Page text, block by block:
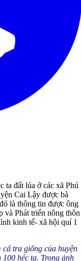
ta đất lúa ở các xã Phú
Cai Lậy được bà
là thông tin được ông
và Phát triển nông thôn
kinh tế- xã hội quí 1
tra giống của huyện
héc ta. Trong ảnh